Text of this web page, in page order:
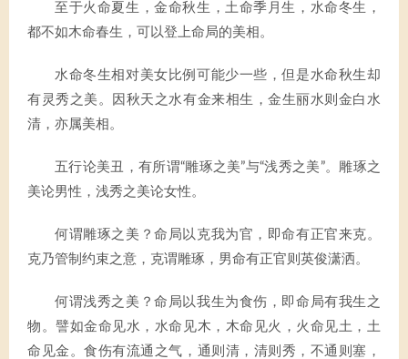
至于火命夏生，金命秋生，土命季月生，水命冬生，
都不如木命春生，可以登上命局的美相。
水命冬生相对美女比例可能少一些，但是水命秋生却
有灵秀之美。因秋天之水有金来相生，金生丽水则金白水
清，亦属美相。
五行论美丑，有所谓“雕琢之美”与“浅秀之美”。雕琢之
美论男性，浅秀之美论女性。
何谓雕琢之美？命局以克我为官，即命有正官来克。
克乃管制约束之意，克谓雕琢，男命有正官则英俊潇洒。
何谓浅秀之美？命局以我生为食伤，即命局有我生之
物。譬如金命见水，水命见木，木命见火，火命见土，土
命见金。食伤有流通之气，通则清，清则秀，不通则塞，